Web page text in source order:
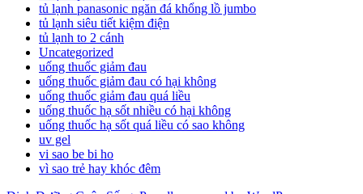
tủ lạnh panasonic ngăn đá khổng lồ jumbo
tủ lạnh siêu tiết kiệm điện
tủ lạnh to 2 cánh
Uncategorized
uống thuốc giảm đau
uống thuốc giảm đau có hại không
uống thuốc giảm đau quá liều
uống thuốc hạ sốt nhiều có hại không
uống thuốc hạ sốt quá liều có sao không
uv gel
vi sao be bi ho
vì sao trẻ hay khóc đêm